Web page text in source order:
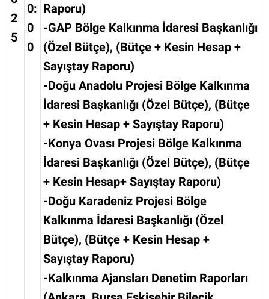
2
5
0:
0
0
Raporu)
-GAP Bölge Kalkınma İdaresi Başkanlığı
(Özel Bütçe), (Bütçe + Kesin Hesap +
Sayıştay Raporu)
-Doğu Anadolu Projesi Bölge Kalkınma
İdaresi Başkanlığı (Özel Bütçe), (Bütçe
+ Kesin Hesap + Sayıştay Raporu)
-Konya Ovası Projesi Bölge Kalkınma
İdaresi Başkanlığı (Özel Bütçe), (Bütçe
+ Kesin Hesap+ Sayıştay Raporu)
-Doğu Karadeniz Projesi Bölge
Kalkınma İdaresi Başkanlığı (Özel
Bütçe), (Bütçe + Kesin Hesap +
Sayıştay Raporu)
-Kalkınma Ajansları Denetim Raporları